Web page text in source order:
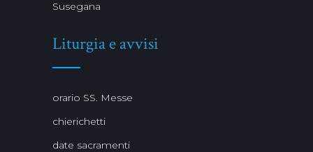
Susegana
Liturgia e avvisi
orario SS. Messe
chierichetti
date sacramenti